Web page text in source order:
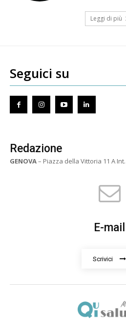
Leggi di più
Seguici su
Redazione
GENOVA– Piazza della Vittoria 11 A Int.
E-mail
Scrivici